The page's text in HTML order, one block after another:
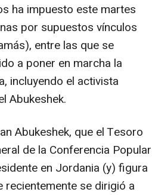
ha impuesto este martes
por supuestos vínculos
entre las que se
a poner en marcha la
incluyendo el activista
Abukeshek.
Abukeshek, que el Tesoro
de la Conferencia Popular
en Jordania (y) figura
recientemente se dirigió a